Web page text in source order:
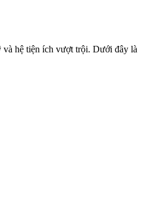
và hệ tiện ích vượt trội. Dưới đây là